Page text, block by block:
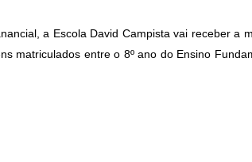
a Escola David Campista vai receber a
matriculados entre o 8º ano do Ensino